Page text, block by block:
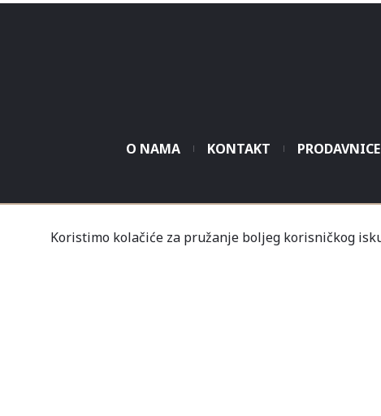
Koristimo kolačiće za pružanje boljeg korisničkog
O NAMA KONTAKT PRODAVNICE
Tvrtka Mališić MP